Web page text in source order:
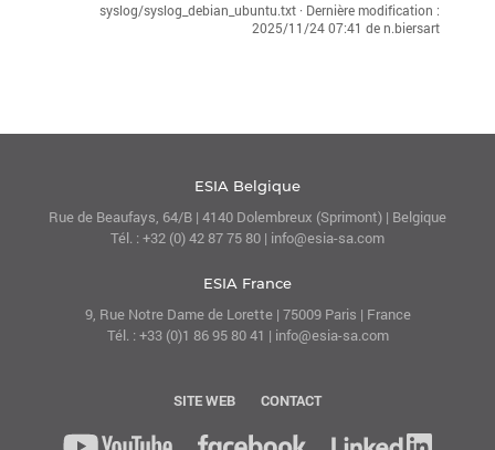
syslog/syslog_debian_ubuntu.txt · Dernière modification :
2025/11/24 07:41 den.biersart
ESIA Belgique
Rue de Beaufays, 64/B | 4140 Dolembreux (Sprimont) | Belgique
Tél. : +32 (0) 42 87 75 80 | info@esia-sa.com
ESIA France
9, Rue Notre Dame de Lorette | 75009 Paris | France
Tél. : +33 (0)1 86 95 80 41 | info@esia-sa.com
SITE WEB CONTACT